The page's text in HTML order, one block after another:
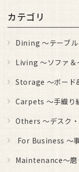
カテゴリ
Dining ～テーブ
Living ～ソファ＆
Storage ～ボード
Carpets ～手織り
Others ～デスク
For Business ～
Maintenance～磨